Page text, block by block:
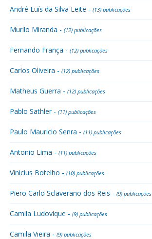
André Luís da Silva Leite - (13) publicações
Murilo Miranda - (12) publicações
Fernando França - (12) publicações
Carlos Oliveira - (12) publicações
Matheus Guerra - (12) publicações
Pablo Sathler - (11) publicações
Paulo Mauricio Senra - (11) publicações
Antonio Lima - (11) publicações
Vinicius Botelho - (10) publicações
Piero Carlo Sclaverano dos Reis - (9) publicações
Camila Ludovique - (9) publicações
Camila Vieira - (9) publicações